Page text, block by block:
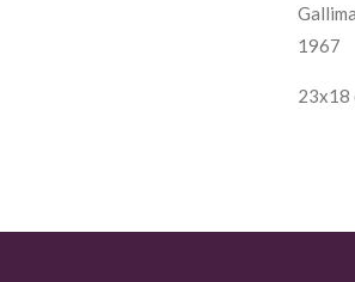
1967
23x18